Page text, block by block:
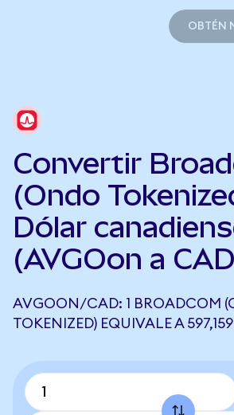
OBTÉN
Convertir
(Ondo
Dólar
(AVGOon a
AVGOON/CAD: 1 BROADCOM
TOKENIZED) EQUIVALE A